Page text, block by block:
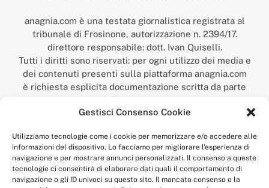
Gestisci Consenso Cookie
Utilizziamo tecnologie come i cookie per memorizzare e/o accedere alle
informazioni del dispositivo. Lo facciamo per migliorare l'esperienza di
navigazione e per mostrare annunci personalizzati. Il consenso a queste
tecnologie ci consentirà di elaborare dati quali il comportamento di
navigazione o gli ID univoci su questo sito. Il mancato consenso o la
anagnia.com è una testata giornalistica registrata al
tribunale di Frosinone, autorizzazione n. 2394/17.
direttore responsabile: dott. Ivan Quiselli.
Tutti i diritti sono riservati: per ogni utilizzo dei media e
dei contenuti presenti sulla piattaforma anagnia.com
è richiesta esplicita documentazione scritta da parte
della redazione.
“Anagnia” è un marchio registrato presso l’Ufficio Italiano
Economico,
num. registrazione: 302017000014044 del 9 febbraio 2017.
Per contatti:redazione@anagnia.com